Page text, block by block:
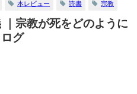
本レビュー 読書 宗教
｜宗教が死をどのように
グ